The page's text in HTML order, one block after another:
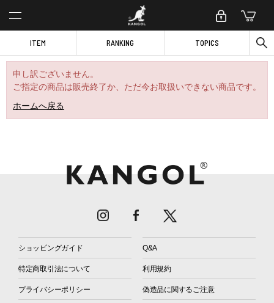
ITEM RANKING TOPICS
申し訳ございません。
ご指定の商品は販売終了か、ただ今お取扱いできない商品です。
ホームへ戻る
ショッピングガイド Q&A
特定商取引法について 利用規約
プライバシーポリシー 偽造品に関するご注意